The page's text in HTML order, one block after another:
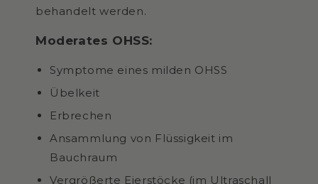
behandelt werden.
Moderates OHSS:
Symptome eines milden OHSS
Übelkeit
Erbrechen
Ansammlung von Flüssigkeit im
Bauchraum
Vergrößerte Eierstöcke (im Ultraschall